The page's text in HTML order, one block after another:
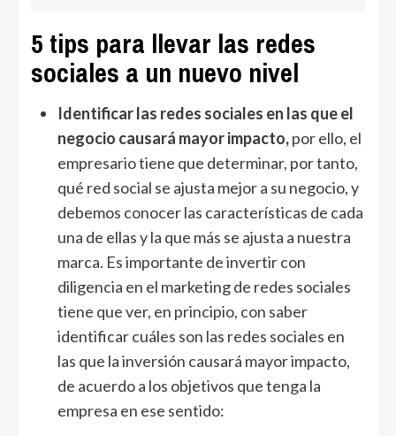
5 tips para llevar las redes
sociales a un nuevo nivel
Identificar las redes sociales en las que el
negocio causará mayor impacto,por ello, el
empresario tiene que determinar, por tanto,
qué red social se ajusta mejor a su negocio, y
debemos conocer las características de cada
una de ellas y la que más se ajusta a nuestra
marca. Es importante de invertir con
diligencia en el marketing de redes sociales
tiene que ver, en principio, con saber
identificar cuáles son las redes sociales en
las que la inversión causará mayor impacto,
de acuerdo a los objetivos que tenga la
empresa en ese sentido: